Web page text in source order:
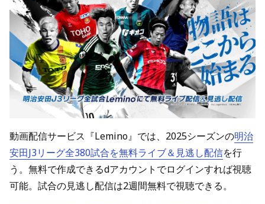
動画配信サービス『Lemino』では、2025シーズンの明治
安田J3リーグ全380試合を無料ライブ＆見逃し配信を行
う。無料で作成できるdアカウントでログインすれば視聴
可能。試合の見逃し配信は2週間無料で視聴できる。